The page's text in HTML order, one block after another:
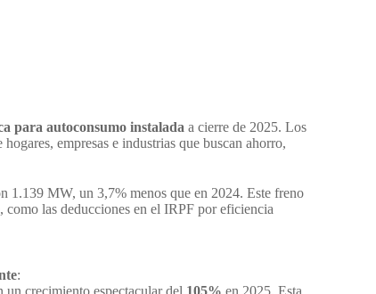
para autoconsumo instalada a cierre de 2025. Los
empresas e industrias que buscan ahorro,
1.139 MW, un 3,7% menos que en 2024. Este freno
, como las deducciones en el IRPF por eficiencia
:
un crecimiento espectacular del 105% en 2025. Esta